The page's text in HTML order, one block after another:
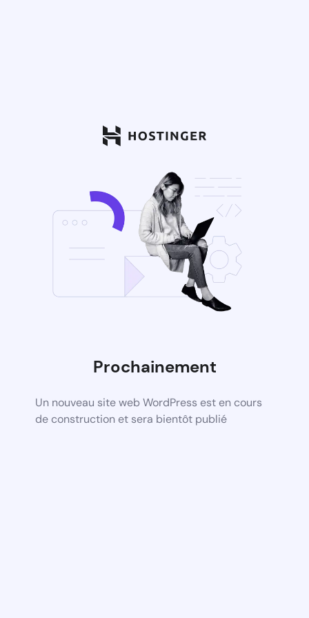
Prochainement
Un nouveau site web WordPress est en cours
de construction et sera bientôt publié